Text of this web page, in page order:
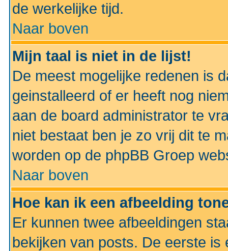
de werkelijke tijd.
Naar boven
Mijn taal is niet in de lijst!
De meest mogelijke redenen is
geinstalleerd of er heeft nog
aan de board administrator te
niet bestaat ben je zo vrij dit te
worden op de phpBB Groep
Naar boven
Hoe kan ik een afbeelding
Er kunnen twee afbeeldingen
bekijken van posts. De eerste